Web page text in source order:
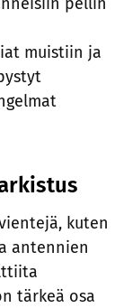
muistiin ja
kuten
antennien
tärkeä osa